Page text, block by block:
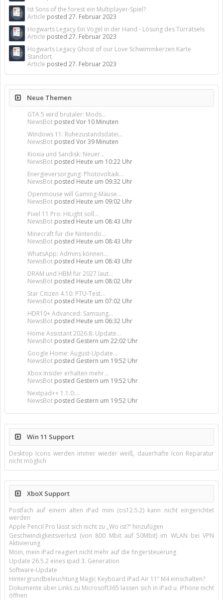
Ist Sons of the forest ein Multiplayer-Spiel?
Article posted 27. Februar 2023
Hogwarts Legacy Ein Vogel in der Hand - Lösung des Türrätsels
Article posted 27. Februar 2023
Hogwarts Legacy Ghost of our Love Schwimmkerzen Karte
Standort
Article posted 27. Februar 2023
Neue Themen
GTA 5 wird brutaler: Mods...
NewsBot posted Vor 10 Minuten
Windows 11: Ruhezustandsdatei...
NewsBot posted Vor 39 Minuten
Kioxia und Sandisk: Neuer...
NewsBot posted Heute um 10:22 Uhr
Energieversorgung: Photovoltaik...
NewsBot posted Heute um 09:32 Uhr
Openmouse will Gaming-Mäuse...
NewsBot posted Heute um 09:02 Uhr
Pixel 11 Pro: HiLight soll...
NewsBot posted Heute um 08:43 Uhr
Minecraft für die Nintendo...
NewsBot posted Heute um 08:43 Uhr
WhatsApp: Admins können...
NewsBot posted Heute um 08:43 Uhr
DRAM und HBM für 2027 laut...
NewsBot posted Heute um 08:02 Uhr
Star Citizen 4.10: PTU-Test...
NewsBot posted Heute um 07:02 Uhr
HDR10+ Advanced: Samsung...
NewsBot posted Heute um 06:32 Uhr
Home Assistant 2026.8: Update...
NewsBot posted Gestern um 22:02 Uhr
Google Home: August-Update...
NewsBot posted Gestern um 19:52 Uhr
Xbox Insider erhalten mehr...
NewsBot posted Gestern um 19:52 Uhr
Nextpad++ 1.1.0:...
NewsBot posted Gestern um 19:52 Uhr
Win 11 Support
Desktop Icons werden immer wieder weiß, dauerhafte Icon Reparatur
nicht möglich
XboX Support
Postfach auf einem alten iPad mini (os12.5.2) kann nicht eingerichtet
werden
Apple Pencil Pro lässt sich nicht zu „Wo ist?“ hinzufügen
Geschwindigkeitsverlust (von 800 Mbit auf 50Mbit) im WLAN bei VPN
Aktivierung
Moin, mein iPad reagiert nicht mehr auf die fingersteuerung
Update 26.5.2 eines ipad 3. Generation
Software-Update
Hintergrundbeleuchtung Magic Keyboard iPad Air 11’’ M4 einschalten?
Dokumente über Links zu Microsoft365 lassen sich in iPad u. iPhone nicht
öffnen